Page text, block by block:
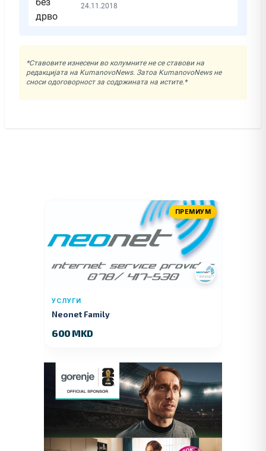
24.11.2018
*Ставовите изнесени во колумните не се ставови на
редакцијата на KumanovoNews. Затоа KumanovoNews не
сноси одоговорност за содржината на истите.*
ПРЕМИУМ
УСЛУГИ
Neonet Family
600 MKD